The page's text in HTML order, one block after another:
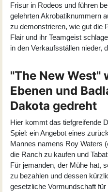
Frisur in Rodeos und führen
gelehrten Akrobatiknummern
zu demonstrieren, wie gut die
Flair und ihr Teamgeist
in den Verkaufsställen nieder,
"The New West"
Ebenen und
Dakota gedreht
Hier kommt das tiefgreifende
Spiel: ein Angebot eines
Mannes namens Roy Waters
die Ranch zu kaufen und
Für jemanden, der Mühe hat,
zu bezahlen und dessen
gesetzliche Vormundschaft